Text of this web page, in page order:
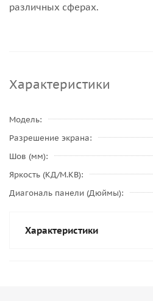
различных сферах.
Характеристики
Модель
Разрешение экрана
Шов (мм)
Яркость (КД/М.КВ)
Диагональ панели (Дюймы)
Характеристики